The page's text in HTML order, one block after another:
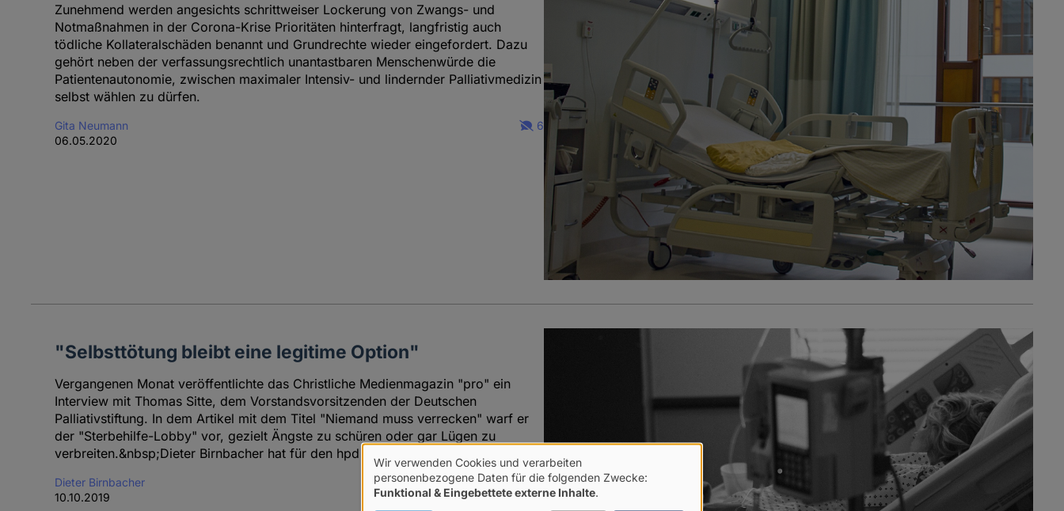
Zunehmend werden angesichts schrittweiser Lockerung von Zwangs- und
Notmaßnahmen in der Corona-Krise Prioritäten hinterfragt, langfristig auch
tödliche Kollateralschäden benannt und Grundrechte wieder eingefordert. Dazu
gehört neben der verfassungsrechtlich unantastbaren Menschenwürde die
Patientenautonomie, zwischen maximaler Intensiv- und lindernder Palliativmedizin
selbst wählen zu dürfen.
Gita Neumann
06.05.2020
6
"Selbsttötung bleibt eine legitime Option"
Vergangenen Monat veröffentlichte das Christliche Medienmagazin "pro" ein
Interview mit Thomas Sitte, dem Vorstandsvorsitzenden der Deutschen
Palliativstiftung. In dem Artikel mit dem Titel "Niemand muss verrecken" warf er
der "Sterbehilfe-Lobby" vor, gezielt Ängste zu schüren oder gar Lügen zu
verbreiten.&nbsp;Dieter Birnbacher hat für den hpd eine Antwort verfasst.
Dieter Birnbacher
10.10.2019
7
Verwendung
von
Wir verwenden Cookies und verarbeiten
personenbezogene Daten für die folgenden Zwecke:
Funktional & Eingebettete externe Inhalte